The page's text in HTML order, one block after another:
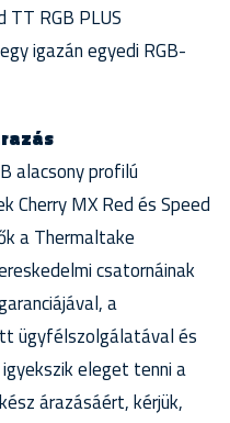
TT RGB PLUS
igazán egyedi RGB-
alacsony profilú
Cherry MX Red és Speed
a Thermaltake
csatornáinak
a
ügyfélszolgálatával és
eleget tenni a
árazásáért, kérjük,